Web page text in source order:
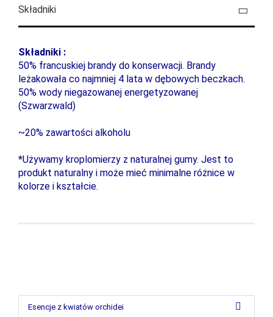
Składniki
Składniki :
50% francuskiej brandy do konserwacji. Brandy
leżakowała co najmniej 4 lata w dębowych beczkach.
50% wody niegazowanej energetyzowanej
(Szwarzwald)
~20% zawartości alkoholu
*Używamy kroplomierzy z naturalnej gumy. Jest to
produkt naturalny i może mieć minimalne różnice w
kolorze i kształcie.
Esencje z kwiatów orchidei